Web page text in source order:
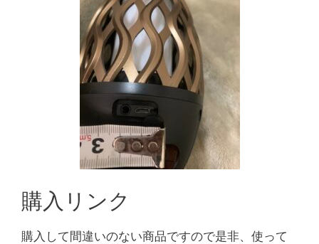
購入リンク
購入して間違いのない商品ですので是非、使って